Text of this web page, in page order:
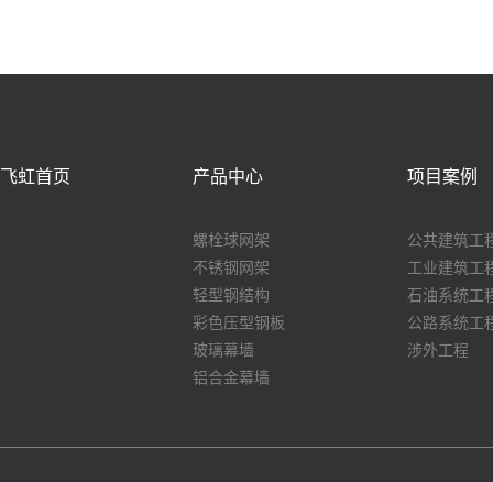
飞虹首页 产品中心
螺栓球网架
不锈钢网架
轻型钢结构
彩色压型钢板
玻璃幕墙
铝合金幕墙
项目案例
公共建筑工
工业建筑工
石油系统工
公路系统工
涉外工程